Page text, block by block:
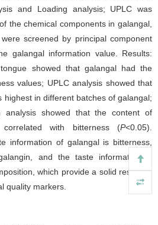
and Loading analysis; UPLC was
the chemical components in galangal,
screened by principal component
galangal information value. Results:
showed that galangal had the
values; UPLC analysis showed that
highest in different batches of galangal;
analysis showed that the content of
with bitterness (P<0.05).
information of galangal is bitterness,
and the taste information is
which provide a solid research
quality markers.